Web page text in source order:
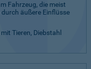
Fahrzeug, die meist
äußere Einflüsse
Tieren, Diebstahl